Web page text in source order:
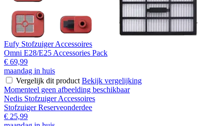
Eufy Stofzuiger Accessoires
Omni E28/E25 Accessories Pack
€ 69,99
maandag in huis
Vergelijk dit product Bekijk vergelijking
Momenteel geen afbeelding beschikbaar
Nedis Stofzuiger Accessoires
Stofzuiger Reserveonderdee
€ 25,99